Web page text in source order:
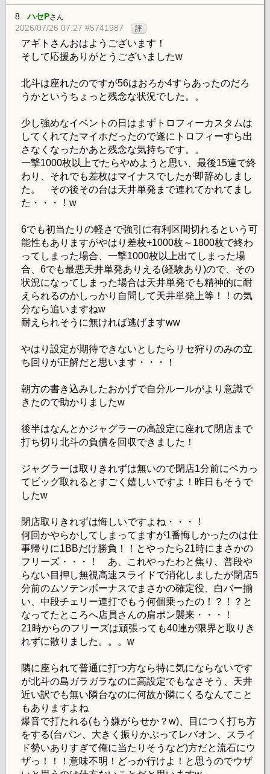
8.ハセPさん
2026/07/26 07:27 #5741987 評
アギトさんおはようございます！
そして応援ありがとうございましたw
北斗は座れたのですが56はおろか4すらあったのだろ
うかというちょっと残念な状況でした。。
少し強めなイベントの日はまずトロフィーカスタムは
してくれてたマイホだったので遂にトロフィーすら出
さなくなったかあと残念な気持ちです。。
一撃1000枚以上でたらやめようと思い、最後15連で終
わり、それでも差枚はマイナスでしたが即辞めしまし
た。 その後その台は天井単発まで連れてかれてまし
た・・・！w
6でも初当たりの軽さで強引に有利区間切れるという可
能性もありますがやはり差枚+1000枚～1800枚で終わ
ってしまった場合、一撃1000枚以上出てしまった場
合、6でも最悪天井単発ありえる(経験あり)ので、その
状況になってしまった場合は天井単発でも精神的に耐
えられるのかしっかり自問して天井単発上等！！の気
分なら追いますねw
耐えられそうに無ければ逃げますww
やはり設定が期待できないとしたらリセ狩りのみの立
ち回りが正解だと思います・・・！
朝方の書き込みしたおかげで自分ルールがより意識で
きたので助かりましたw
後半はなんとかジャグラーの高設定に座れて閉店まで
打ち切り北斗の負債を回収できました！
ジャグラーは取りきれずは無いので閉店1分前にペカっ
てビッグ取れるとすごく嬉しいですよ！昨日もそうで
したw
閉店取りきれずは悔しいですよね・・・！
何回かやらかしてしまってますが1番悔しかったのは仕
事帰りに1BBだけ勝負！！とやったら21時にまさかの
フリーズ・・・！ あ、これやったわと焦り、普段や
らない目押し無視高速スライドで消化しましたが閉店5
分前のムソテンボーナスでまさかの確定役、白バー揃
い、中段チェリー連打でもう何個乗ったの！？！？と
なってたところへ店員さんの肩ポン襲来・・・！
21時からのフリーズは頑張っても40連が限界と取りき
れずに散りました。。。w
隣に座られて普通に打つ方なら特に気にならないです
が北斗の島ガラガラなのに高設定でもなさそう、天井
近い訳でも無い隣台なのに何故か隣にくるなんてこと
もありますよね
爆音で打たれる(もう嫌がらせか？w)、目につく打ち方
をする(台パン、大きく振りかぶってレバオン、スライ
ド勢いありすぎて俺に当たりそうなど)方だと流石にウ
ザっ！！！意味不明！どっか行けよ！と思うのでウザ